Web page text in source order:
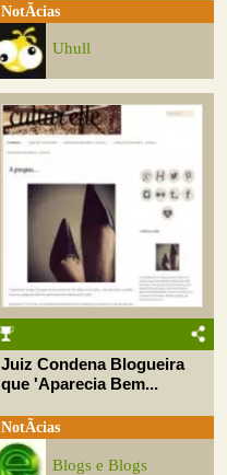
NotÃ­cias
Uhull
Juiz Condena Blogueira
que 'Aparecia Bem...
NotÃ­cias
Blogs e Blogs